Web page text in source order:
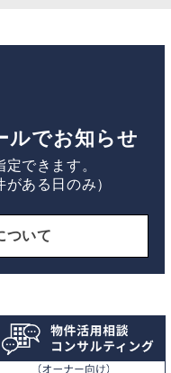
ルでお知らせ
できます。
ある日のみ）
ついて